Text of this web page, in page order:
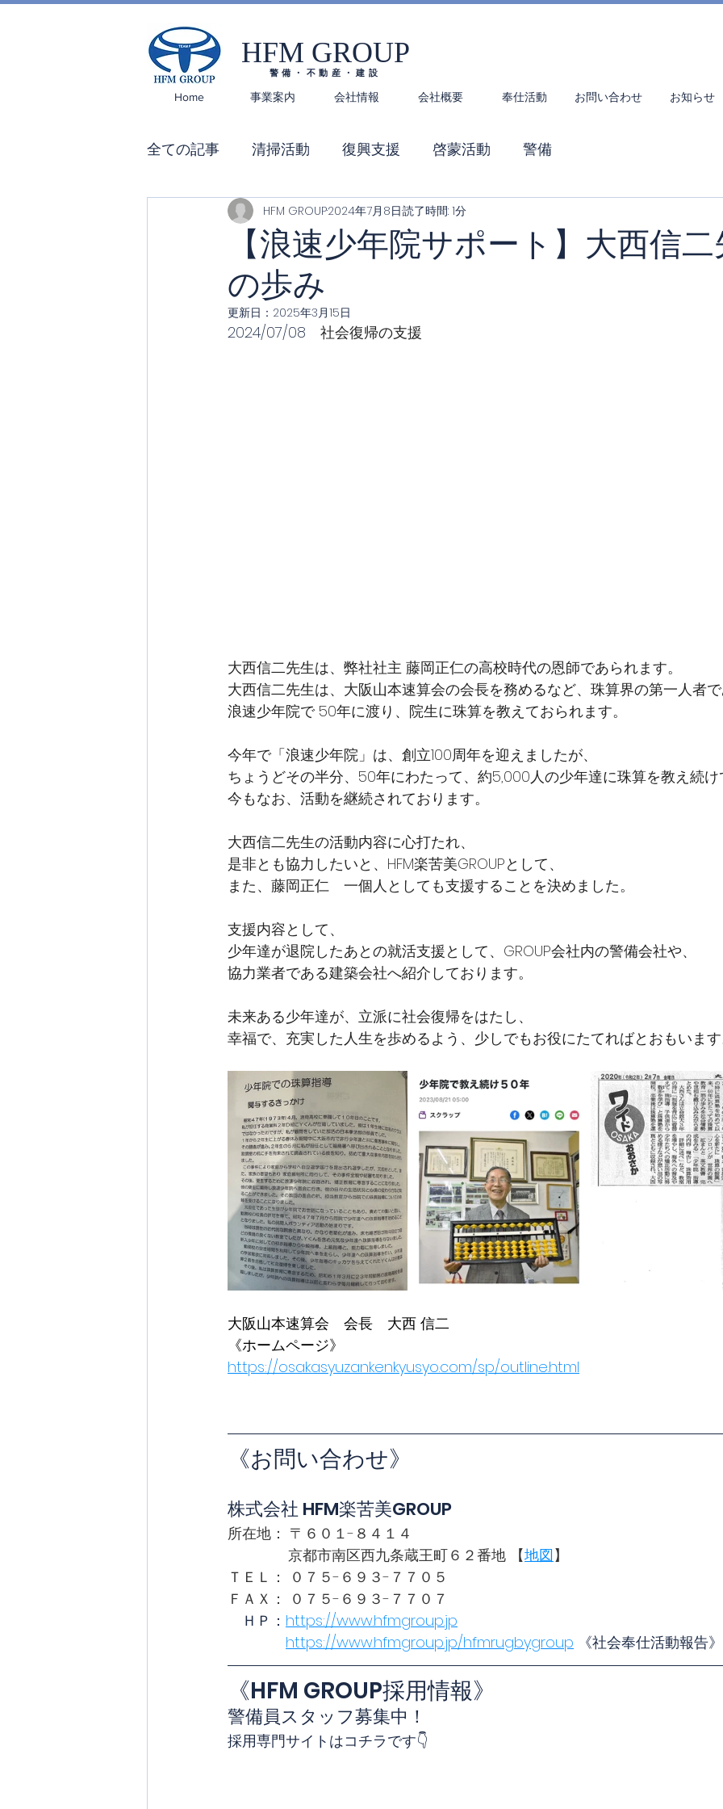
HFM GROUP
警備・不動産・建設
Home 事業案内 会社情報 会社概要 奉仕活動 お問い合わせ お知らせ
全ての記事 清掃活動 復興支援 啓蒙活動 警備
【浪速少年院サポート】大西信
の歩み
HFM GROUP2024年7月8日読了時間: 1分
更新日： 2025年3月15日
2024/07/08 社会復帰の支援
大西信二先生は、弊社社主 藤岡正仁の高校時代の恩師であられます。
大西信二先生は、大阪山本速算会の会長を務めるなど、珠算界の第一人者
浪速少年院で 50年に渡り、院生に珠算を教えておられます。
今年で「浪速少年院」は、創立100周年を迎えましたが、
ちょうどその半分、50年にわたって、約5,000人の少年達に珠算を教え続
今もなお、活動を継続されております。
大西信二先生の活動内容に心打たれ、
是非とも協力したいと、HFM楽苦美GROUPとして、
また、藤岡正仁　一個人としても支援することを決めました。
支援内容として、
少年達が退院したあとの就活支援として、GROUP会社内の警備会社や、
協力業者である建築会社へ紹介しております。
未来ある少年達が、立派に社会復帰をはたし、
幸福で、充実した人生を歩めるよう、少しでもお役にたてればとおもいま
大阪山本速算会　会長　大西 信二
《ホームページ》
https://osakasyuzankenkyusyo.com/sp/outline.html
《お問い合わせ》
株式会社 HFM楽苦美GROUP
所在地： 〒６０１-８４１４
京都市南区西九条蔵王町６２番地 【地図】
ＴＥＬ： ０７５-６９３-７７０５
ＦＡＸ： ０７５-６９３-７７０７
ＨＰ： https://www.hfmgroup.jp
https://www.hfmgroup.jp/hfmrugbygroup 《社会奉仕活動報告》
《HFM GROUP採用情報》
警備員スタッフ募集中！
採用専門サイトはコチラです👇